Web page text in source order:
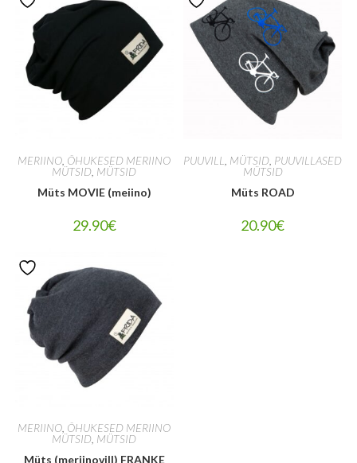
MERIINO ÕHUKESED MERIINO
MÜTSID MÜTSID
Müts MOVIE (meiino)
29.90€
PUUVILL MÜTSID PUUVILLASED
MÜTSID
Müts ROAD
20.90€
MERIINO ÕHUKESED MERIINO
MÜTSID MÜTSID
Müts (meriinovill) FRANKE